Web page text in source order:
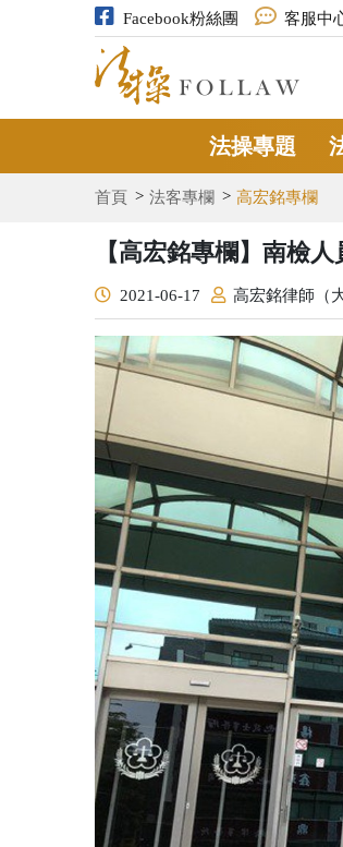
Facebook粉絲團 客服中
法操專題
首頁 法客專欄 高宏銘專欄
【高宏銘專欄】南檢
2021-06-17 高宏銘律師（